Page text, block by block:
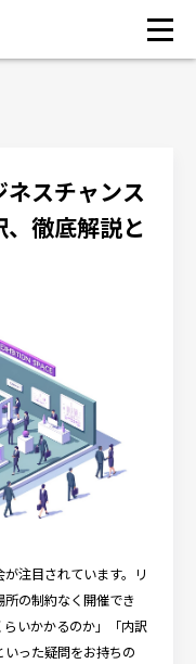
スチャンス
徹底解説と
注目されています。リ
の制約なく開催でき
いかかるのか」「内訳
った疑問をお持ちの